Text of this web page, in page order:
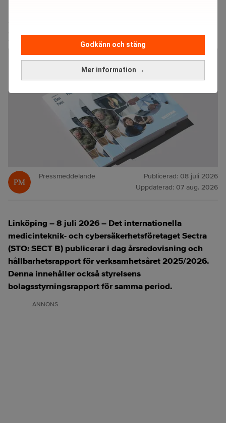
Mer information →
Godkänn och stäng
hållbarhetsrapport för 2025/2026
Pressmeddelande Publicerad: 08 juli 2026
Uppdaterad: 07 aug. 2026
Linköping – 8 juli 2026 – Det internationella
medicinteknik- och cybersäkerhetsföretaget Sectra
(STO: SECT B) publicerar i dag årsredovisning och
hållbarhetsrapport för verksamhetsåret 2025/2026.
Denna innehåller också styrelsens
bolagsstyrningsrapport för samma period.
ANNONS